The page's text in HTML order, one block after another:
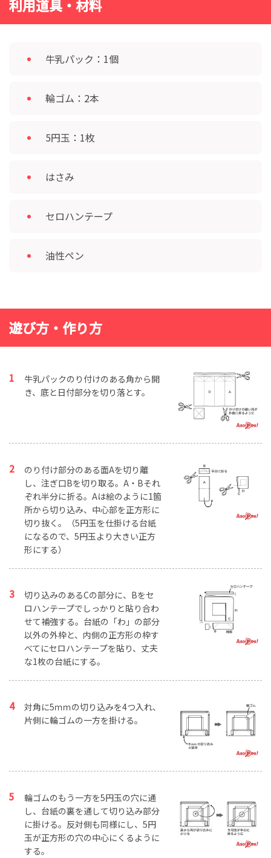
利用道具・材料
牛乳パック：1個
輪ゴム：2本
5円玉：1枚
はさみ
セロハンテープ
油性ペン
遊び方・作り方
牛乳パックのり付けのある角から開
き、底と日付部分を切り落とす。
のり付け部分のある面Aを切り離
し、注ぎ口Bを切り取る。A・Bそれ
ぞれ半分に折る。Aは絵のように1箇
所から切り込み、中心部を正方形に
切り抜く。（5円玉を仕掛ける台紙
になるので、5円玉より大きい正方
形にする）
切り込みのあるCの部分に、Bをセ
ロハンテープでしっかりと貼り合わ
せて補強する。台紙の「わ」の部分
以外の外枠と、内側の正方形の枠す
べてにセロハンテープを貼り、丈夫
な1枚の台紙にする。
対角に5ｍｍの切り込みを4つ入れ、
片側に輪ゴムの一方を掛ける。
輪ゴムのもう一方を5円玉の穴に通
し、台紙の裏を通して切り込み部分
に掛ける。反対側も同様にし、5円
玉が正方形の穴の中心にくるように
する。